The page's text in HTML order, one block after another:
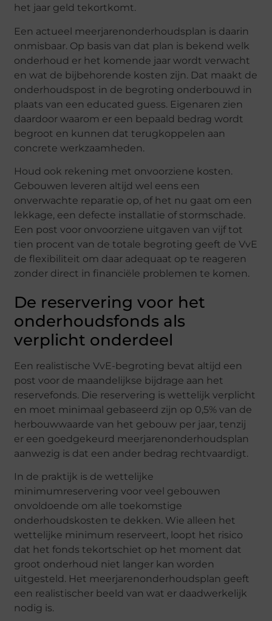
het jaar geld tekortkomt.
Een actueel meerjarenonderhoudsplan is daarin
onmisbaar. Op basis van dat plan is bekend welk
onderhoud er het komende jaar wordt verwacht
en wat de bijbehorende kosten zijn. Dat maakt de
onderhoudspost in de begroting onderbouwd in
plaats van een educated guess. Eigenaren zien
daardoor waarom er een bepaald bedrag wordt
begroot en kunnen dat terugkoppelen aan
concrete werkzaamheden.
Houd ook rekening met onvoorziene kosten.
Gebouwen leveren altijd wel eens een
onverwachte reparatie op, of het nu gaat om een
lekkage, een defecte installatie of stormschade.
Een post voor onvoorziene uitgaven van vijf tot
tien procent van de totale begroting geeft de VvE
de flexibiliteit om daar adequaat op te reageren
zonder direct in financiële problemen te komen.
De reservering voor het
onderhoudsfonds als
verplicht onderdeel
Een realistische VvE-begroting bevat altijd een
post voor de maandelijkse bijdrage aan het
reservefonds. Die reservering is wettelijk verplicht
en moet minimaal gebaseerd zijn op 0,5% van de
herbouwwaarde van het gebouw per jaar, tenzij
er een goedgekeurd meerjarenonderhoudsplan
aanwezig is dat een ander bedrag rechtvaardigt.
In de praktijk is de wettelijke
minimumreservering voor veel gebouwen
onvoldoende om alle toekomstige
onderhoudskosten te dekken. Wie alleen het
wettelijke minimum reserveert, loopt het risico
dat het fonds tekortschiet op het moment dat
groot onderhoud niet langer kan worden
uitgesteld. Het meerjarenonderhoudsplan geeft
een realistischer beeld van wat er daadwerkelijk
nodig is.